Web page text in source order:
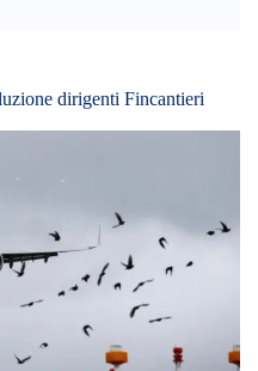
dirigenti Fincantieri